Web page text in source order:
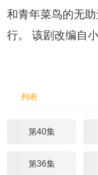
和青年菜鸟的无
行。 该剧改编自
列表
第40集
第36集